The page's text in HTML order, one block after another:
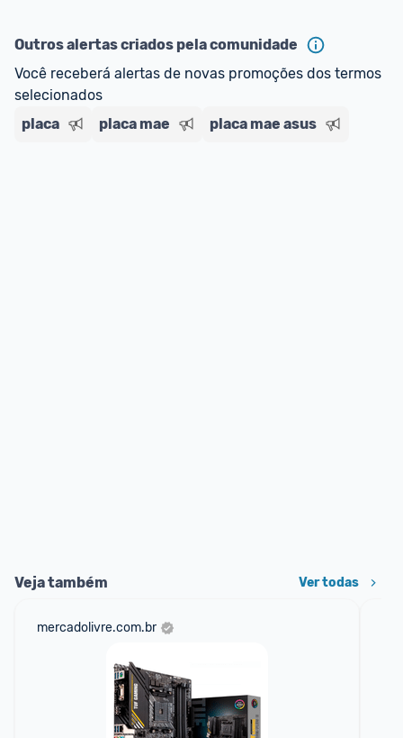
Outros alertas criados pela comunidade
Você receberá alertas de novas promoções dos termos
selecionados
placa
placa mae placa mae asus
Veja também Ver todas
mercadolivre.com.br